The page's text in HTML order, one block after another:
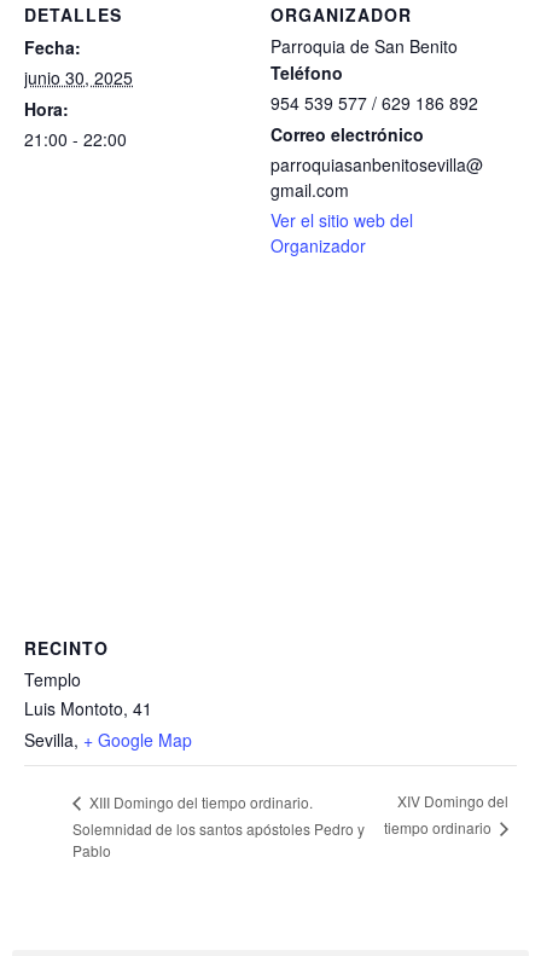
DETALLES
Fecha:
junio 30, 2025
Hora:
21:00 - 22:00
ORGANIZADOR
Parroquia de San Benito
Teléfono
954 539 577 / 629 186 892
Correo electrónico
parroquiasanbenitosevilla@
gmail.com
Ver el sitio web del
Organizador
RECINTO
Templo
Luis Montoto, 41
Sevilla, + Google Map
XIII Domingo del tiempo ordinario.
Solemnidad de los santos apóstoles Pedro y
Pablo
XIV Domingo del
tiempo ordinario